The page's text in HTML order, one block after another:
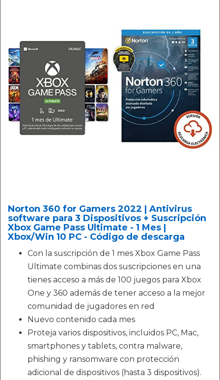
Norton 360 for Gamers 2022 | Antivirus
software para 3 Dispositivos + Suscripción
Xbox Game Pass Ultimate - 1 Mes |
Xbox/Win 10 PC - Código de descarga
Con la suscripción de 1 mes Xbox Game Pass
Ultimate combinas dos suscripciones en una
tienes acceso a más de 100 juegos para Xbox
One y 360 además de tener acceso a la mejor
comunidad de jugadores en red
Nuevo contenido cada mes
Proteja varios dispositivos, incluidos PC, Mac,
smartphones y tablets, contra malware,
phishing y ransomware con protección
adicional de dispositivos (hasta 3 dispositivos).